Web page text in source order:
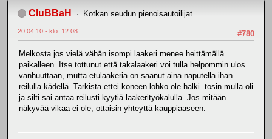
CluBBaH Kotkan seudun pienoisautoilijat
#780
20.04.10 - klo: 12.08
Melkosta jos vielä vähän isompi laakeri menee heittämällä
paikalleen. Itse tottunut että takalaakeri voi tulla helpommin ulos
vanhuuttaan, mutta etulaakeria on saanut aina naputella ihan
reilulla kädellä. Tarkista ettei koneen lohko ole halki..tosin mulla oli
ja silti sai antaa reilusti kyytiä laakerityökalulla. Jos mitään
näkyvää vikaa ei ole, ottaisin yhteyttä kauppiaaseen.